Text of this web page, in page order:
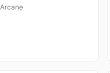
Arcane